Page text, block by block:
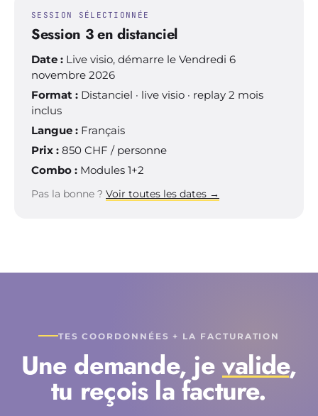
SESSION SÉLECTIONNÉE
Session 3 en distanciel
Date : Live visio, démarre le Vendredi 6
novembre 2026
Format : Distanciel · live visio · replay 2 mois
inclus
Langue : Français
Prix : 850 CHF / personne
Combo : Modules 1+2
Pas la bonne ? Voir toutes les dates →
TES COORDONNÉES + LA FACTURATION
Une demande, jevalide,
tu reçois la facture.